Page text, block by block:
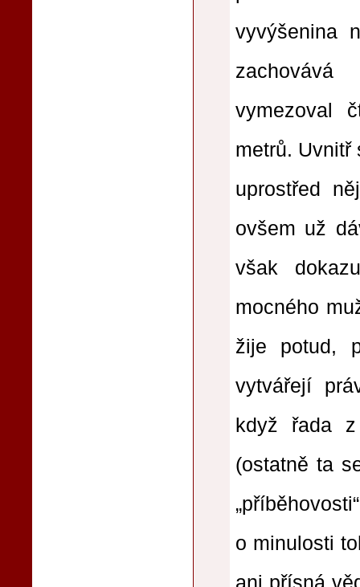
vyvýšenina
vymezoval
metrů. Uvnitř
uprostřed
ovšem už
však
mocného
žije potud,
vytvářejí
když řada
(ostatně ta
o minulosti
ani přísná